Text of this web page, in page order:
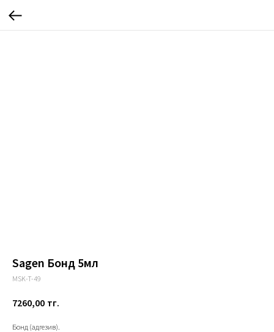
Sagen Бонд 5мл
MSK-T-49
7260,00 тг.
Бонд (адгезив).